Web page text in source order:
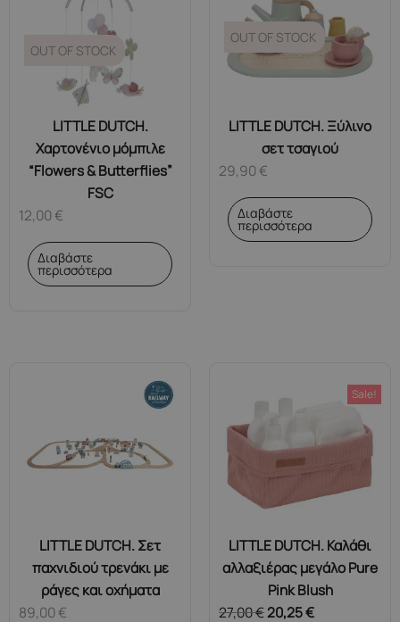
LITTLE DUTCH.
Χαρτονένιο μόμπιλε
“Flowers & Butterflies”
FSC
OUT OF STOCK
12,00€
Διαβάστε
περισσότερα
LITTLE DUTCH. Ξύλινο
σετ τσαγιού
OUT OF STOCK
29,90€
Διαβάστε
περισσότερα
LITTLE DUTCH. Σετ
παχνιδιού τρενάκι με
ράγες και οχήματα
89,00€
Sale!
LITTLE DUTCH. Καλάθι
αλλαξιέρας μεγάλο Pure
Pink Blush
27,00€20,25€